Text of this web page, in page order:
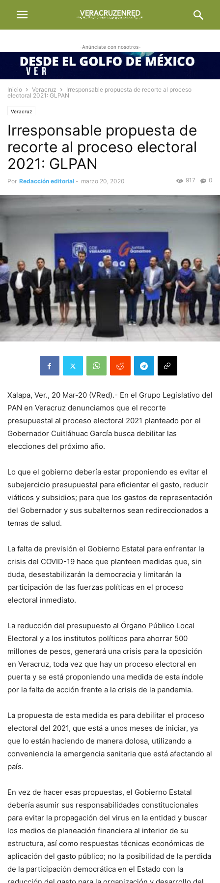
-Anúnciate con nosotros-
Inicio Veracruz
Irresponsable propuesta de recorte al proceso
electoral 2021: GLPAN
Veracruz
Irresponsable propuesta de
recorte al proceso electoral
2021: GLPAN
Por Redacción editorial - marzo 20, 2020 0
917
Xalapa, Ver., 20 Mar-20 (VRed).- En el Grupo Legislativo del
PAN en Veracruz denunciamos que el recorte
presupuestal al proceso electoral 2021 planteado por el
Gobernador Cuitláhuac García busca debilitar las
elecciones del próximo año.
Lo que el gobierno debería estar proponiendo es evitar el
subejercicio presupuestal para eficientar el gasto, reducir
viáticos y subsidios; para que los gastos de representación
del Gobernador y sus subalternos sean redireccionados a
temas de salud.
La falta de previsión el Gobierno Estatal para enfrentar la
crisis del COVID-19 hace que planteen medidas que, sin
duda, desestabilizarán la democracia y limitarán la
participación de las fuerzas políticas en el proceso
electoral inmediato.
La reducción del presupuesto al Órgano Público Local
Electoral y a los institutos políticos para ahorrar 500
millones de pesos, generará una crisis para la oposición
en Veracruz, toda vez que hay un proceso electoral en
puerta y se está proponiendo una medida de esta índole
por la falta de acción frente a la crisis de la pandemia.
La propuesta de esta medida es para debilitar el proceso
electoral del 2021, que está a unos meses de iniciar, ya
que lo están haciendo de manera dolosa, utilizando a
conveniencia la emergencia sanitaria que está afectando al
país.
En vez de hacer esas propuestas, el Gobierno Estatal
debería asumir sus responsabilidades constitucionales
para evitar la propagación del virus en la entidad y buscar
los medios de planeación financiera al interior de su
estructura, así como respuestas técnicas económicas de
aplicación del gasto público; no la posibilidad de la perdida
de la participación democrática en el Estado con la